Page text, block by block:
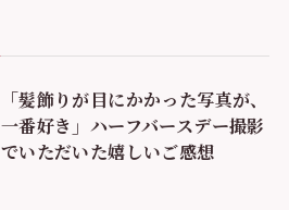
「髪飾りが目にかかった写真が、
一番好き」ハーフバースデー撮影
でいただいた嬉しいご感想